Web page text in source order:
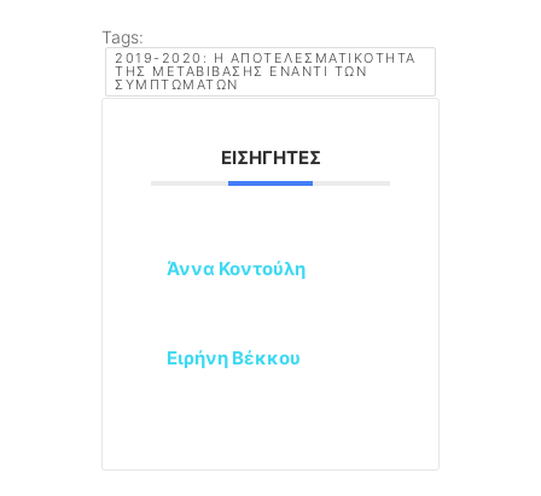
Tags:
2019-2020: Η ΑΠΟΤΕΛΕΣΜΑΤΙΚΌΤΗΤΑ
ΤΗΣ ΜΕΤΑΒΊΒΑΣΗΣ ΈΝΑΝΤΙ ΤΩΝ
ΣΥΜΠΤΩΜΆΤΩΝ
ΕΙΣΗΓΗΤΈΣ
Άννα Κοντούλη
Ειρήνη Βέκκου